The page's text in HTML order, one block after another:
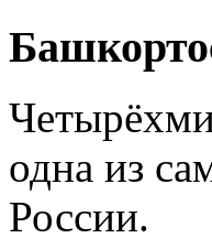
одна из
России.